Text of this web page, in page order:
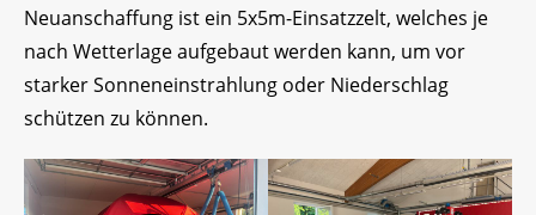
Neuanschaffung ist ein 5x5m-Einsatzzelt, welches je
nach Wetterlage aufgebaut werden kann, um vor
starker Sonneneinstrahlung oder Niederschlag
schützen zu können.